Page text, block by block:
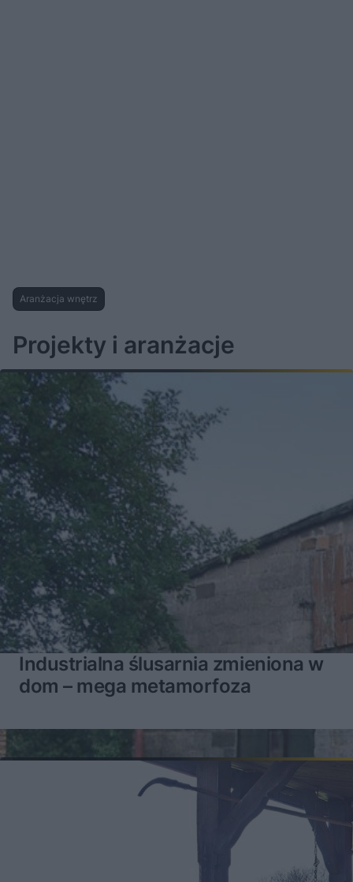
Aranżacja wnętrz
Projekty i aranżacje
Industrialna ślusarnia zmieniona w
dom – mega metamorfoza